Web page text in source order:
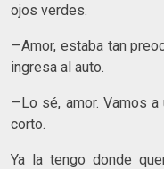
ojos verdes.
—Amor, estaba tan
ingresa al auto.
—Lo sé, amor. Vamos
corto.
Ya la tengo donde